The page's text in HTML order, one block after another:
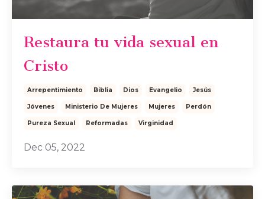
Restaura tu vida sexual en
Cristo
Arrepentimiento Biblia Dios Evangelio Jesús
Jóvenes Ministerio De Mujeres Mujeres Perdón
Pureza Sexual Reformadas Virginidad
Dec 05, 2022